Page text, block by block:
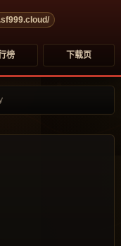
榜 下载页